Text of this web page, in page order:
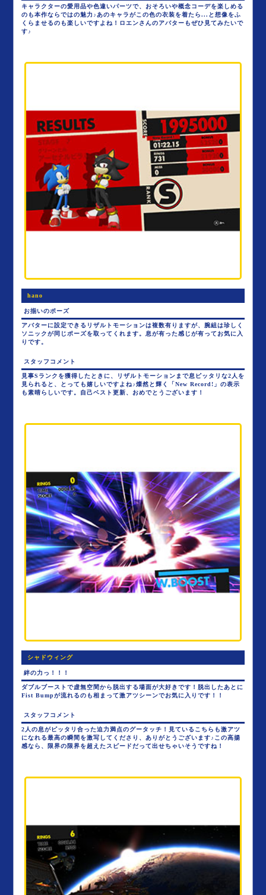
キャラクターの愛用品や色違いパーツで、おそろいや概念コーデを楽しめる
のも本作ならではの魅力♪あのキャラがこの色の衣装を着たら...と想像をふ
くらませるのも楽しいですよね！ロエンさんのアバターもぜひ見てみたいで
す♪
hano
お揃いのポーズ
アバターに設定できるリザルトモーションは複数有りますが、腕組は珍しく
ソニックが同じポーズを取ってくれます。息が有った感じが有ってお気に入
りです。
スタッフコメント
見事Sランクを獲得したときに、リザルトモーションまで息ピッタリな2人を
見られると、とっても嬉しいですよね♪燦然と輝く「New Record!」の表示
も素晴らしいです。自己ベスト更新、おめでとうございます！
シャドウィング
絆の力っ！！！
ダブルブーストで虚無空間から脱出する場面が大好きです！脱出したあとに
Fist Bumpが流れるのも相まって激アツシーンでお気に入りです！！
スタッフコメント
2人の息がピッタリ合った迫力満点のグータッチ！見ているこちらも激アツ
になれる最高の瞬間を激写してくださり、ありがとうございます♪この高揚
感なら、限界の限界を超えたスピードだって出せちゃいそうですね！